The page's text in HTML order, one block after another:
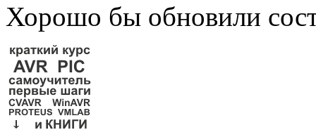
Хорошо бы обновили